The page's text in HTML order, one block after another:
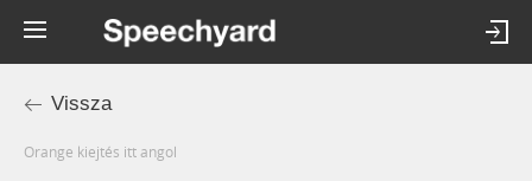
Vissza
orange kiejtés itt angol